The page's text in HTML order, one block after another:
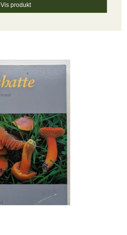
Vis produkt